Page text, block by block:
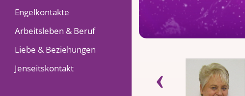
Engelkontakte
Arbeitsleben & Beruf
Liebe & Beziehungen
Jenseitskontakt
‹